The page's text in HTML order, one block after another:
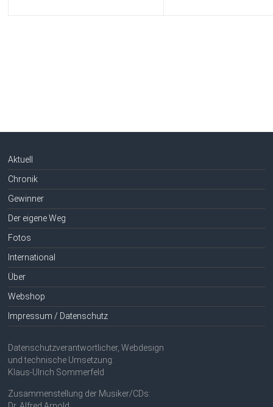
Aktuell
Chronik
Gewinner
Der eigene Weg
Fotos
International
Über
Webshop
Impressum / Datenschutz
Datenschutzverantwortlicher, Webdesign
und technische Umsetzung:
Klaus-Ulrich Sommerfeld
Zusammenstellung der Musiker/CDs: